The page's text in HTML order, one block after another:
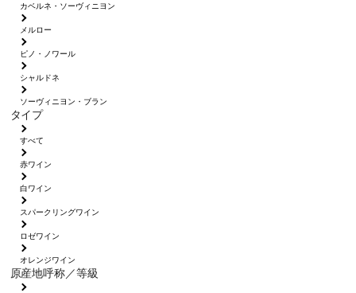
カベルネ・ソーヴィニヨン
メルロー
ピノ・ノワール
シャルドネ
ソーヴィニヨン・ブラン
タイプ
すべて
赤ワイン
白ワイン
スパークリングワイン
ロゼワイン
オレンジワイン
原産地呼称／等級